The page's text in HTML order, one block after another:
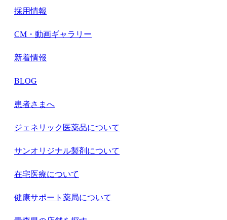
採用情報
CM・動画ギャラリー
新着情報
BLOG
患者さまへ
ジェネリック医薬品について
サンオリジナル製剤について
在宅医療について
健康サポート薬局について